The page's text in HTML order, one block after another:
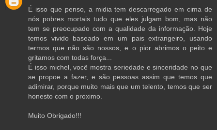
É isso que penso, a midia tem descarregado em cima de
nós pobres mortais tudo que eles julgam bom, mas não
tem se preocupado com a qualidade da informação. Hoje
temos vivido baseado em um pais extrangeiro, usando
termos que não são nossos, e o pior abrimos o peito e
gritamos com todas força...
É isso michel, você mostra seriedade e sinceridade no que
se propoe a fazer, e são pessoas assim que temos que
adimirar, porque muito mais que um telento, temos que ser
honesto com o proximo.
Muito Obrigado!!!